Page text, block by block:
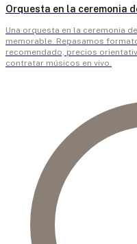
Orquesta en la ceremonia
Una orquesta en la ceremonia
memorable. Repasamos
recomendado, precios
contratar músicos en vivo.